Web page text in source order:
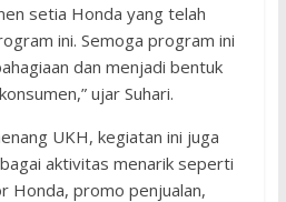
setia Honda yang telah
ini. Semoga program ini
dan menjadi bentuk
ujar Suhari.
UKH, kegiatan ini juga
aktivitas menarik seperti
Honda, promo penjualan,